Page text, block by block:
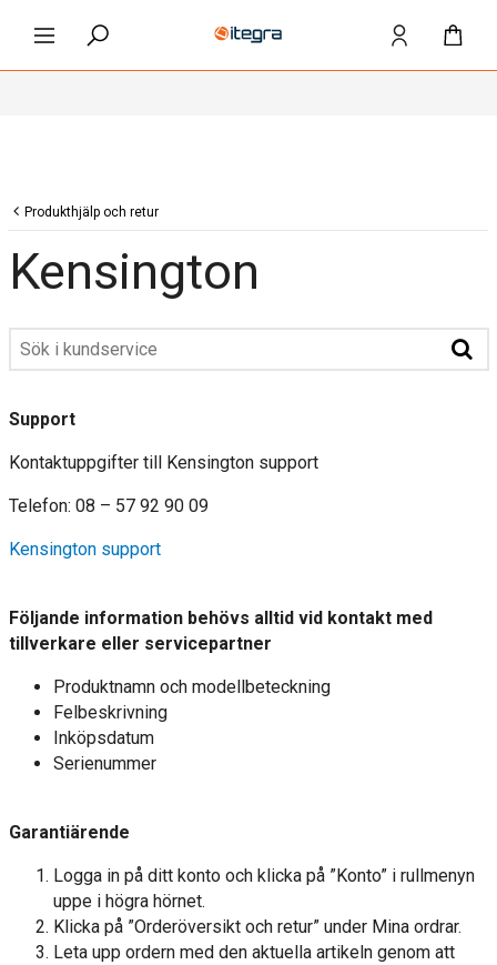
Produkthjälp och retur
Kensington
Support
Kontaktuppgifter till Kensington support
Telefon: 08 – 57 92 90 09
Kensington support
Följande information behövs alltid vid kontakt med
tillverkare eller servicepartner
Produktnamn och modellbeteckning
Felbeskrivning
Inköpsdatum
Serienummer
Garantiärende
Logga in på ditt konto och klicka på ”Konto” i rullmenyn
uppe i högra hörnet.
Klicka på ”Orderöversikt och retur” under Mina ordrar.
Leta upp ordern med den aktuella artikeln genom att